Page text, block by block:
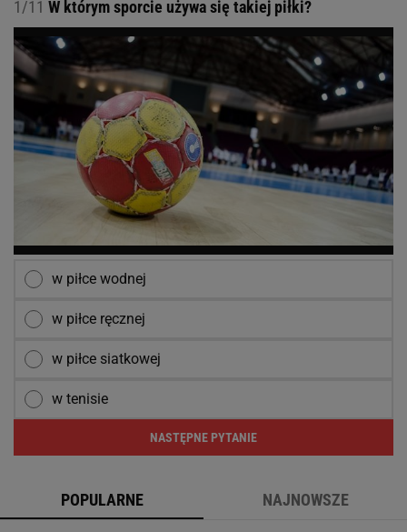
1/11 W którym sporcie używa się takiej piłki?
w piłce wodnej
w piłce ręcznej
w piłce siatkowej
w tenisie
NASTĘPNE PYTANIE
POPULARNE NAJNOWSZE